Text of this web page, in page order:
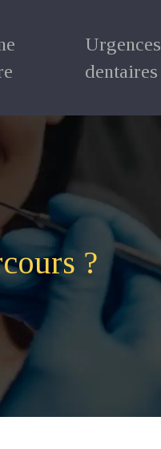
Urgences
dentaires
?